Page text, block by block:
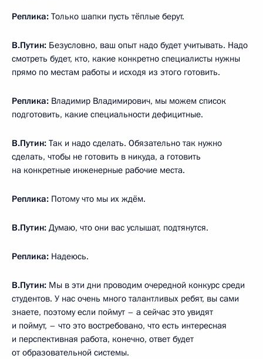
Реплика: Только шапки пусть тёплые берут.
В.Путин: Безусловно, ваш опыт надо будет учитывать. Надо
смотреть будет, кто, какие конкретно специалисты нужны
прямо по местам работы и исходя из этого готовить.
Реплика: Владимир Владимирович, мы можем список
подготовить, какие специальности дефицитные.
В.Путин: Так и надо сделать. Обязательно так нужно
сделать, чтобы не готовить в никуда, а готовить
на конкретные инженерные рабочие места.
Реплика: Потому что мы их ждём.
В.Путин: Думаю, что они вас услышат, подтянутся.
Реплика: Надеюсь.
В.Путин: Мы в эти дни проводим очередной конкурс среди
студентов. У нас очень много талантливых ребят, вы сами
знаете, поэтому если поймут – а сейчас это увидят
и поймут, – что это востребовано, что есть интересная
и перспективная работа, конечно, ответ будет
от образовательной системы.